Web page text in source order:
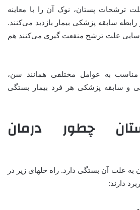
ترشحات پستان، نوک آن را با معاینه
سابقه پزشکی بیمار بازدید می‌کنند.
علت ترشح منفعت گیری می‌کنند هم
به عوامل مختلفی همانند سن،
و سابقه پزشکی هر فرد بیمار بستگی
چطور درمان
به علت آن بستگی دارد. راه حلهای زیر در
دارند: